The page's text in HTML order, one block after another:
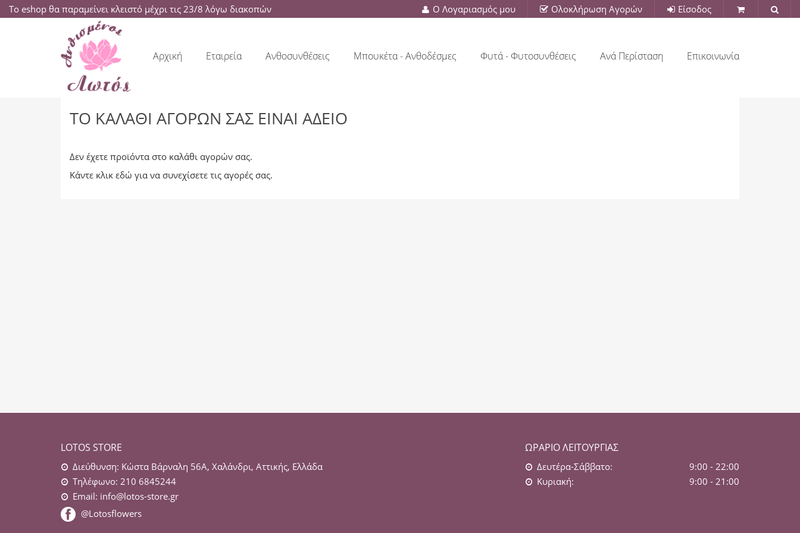
Το eshop θα παραμείνει κλειστό μέχρι τις 23/8 λόγω διακοπών Ο Λογαριασμός μου Ολοκλήρωση Αγορών Είσοδος
Αρχική Εταιρεία Ανθοσυνθέσεις Μπουκέτα - Ανθοδέσμες Φυτά - Φυτοσυνθέσεις Ανά Περίσταση Επικοινωνία
ΤΟ ΚΑΛΆΘΙ ΑΓΟΡΏΝ ΣΑΣ ΕΊΝΑΙ ΆΔΕΙΟ
Δεν έχετε προϊόντα στο καλάθι αγορών σας.
Κάντε κλικ εδώ για να συνεχίσετε τις αγορές σας.
LOTOS STORE
Διεύθυνση: Κώστα Βάρναλη 56Α, Χαλάνδρι, Αττικής, Ελλάδα
Τηλέφωνο: 210 6845244
Email: info@lotos-store.gr
@Lotosflowers
ΩΡΆΡΙΟ ΛΕΙΤΟΥΡΓΊΑΣ
Δευτέρα-Σάββατο:
9:00 - 22:00
Κυριακή:
9:00 - 21:00